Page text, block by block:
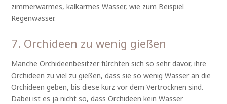
zimmerwarmes, kalkarmes Wasser, wie zum Beispiel
Regenwasser.
7. Orchideen zu wenig gießen
Manche Orchideenbesitzer fürchten sich so sehr davor, ihre
Orchideen zu viel zu gießen, dass sie so wenig Wasser an die
Orchideen geben, bis diese kurz vor dem Vertrocknen sind.
Dabei ist es ja nicht so, dass Orchideen kein Wasser